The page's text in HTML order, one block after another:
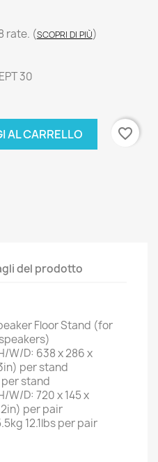
rate. (SCOPRI DI PIÙ)
30
AL CARRELLO
favorite_border
del prodotto
Floor Stand (for
W/D: 638 x 286 x
per stand
stand
W/D: 720 x 145 x
per pair
12.1lbs per pair